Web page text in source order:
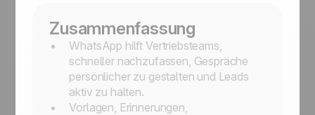
Zusammenfassung
WhatsApp hilft Vertriebsteams,
schneller nachzufassen, Gespräche
persönlicher zu gestalten und Leads
aktiv zu halten.
Vorlagen, Erinnerungen,